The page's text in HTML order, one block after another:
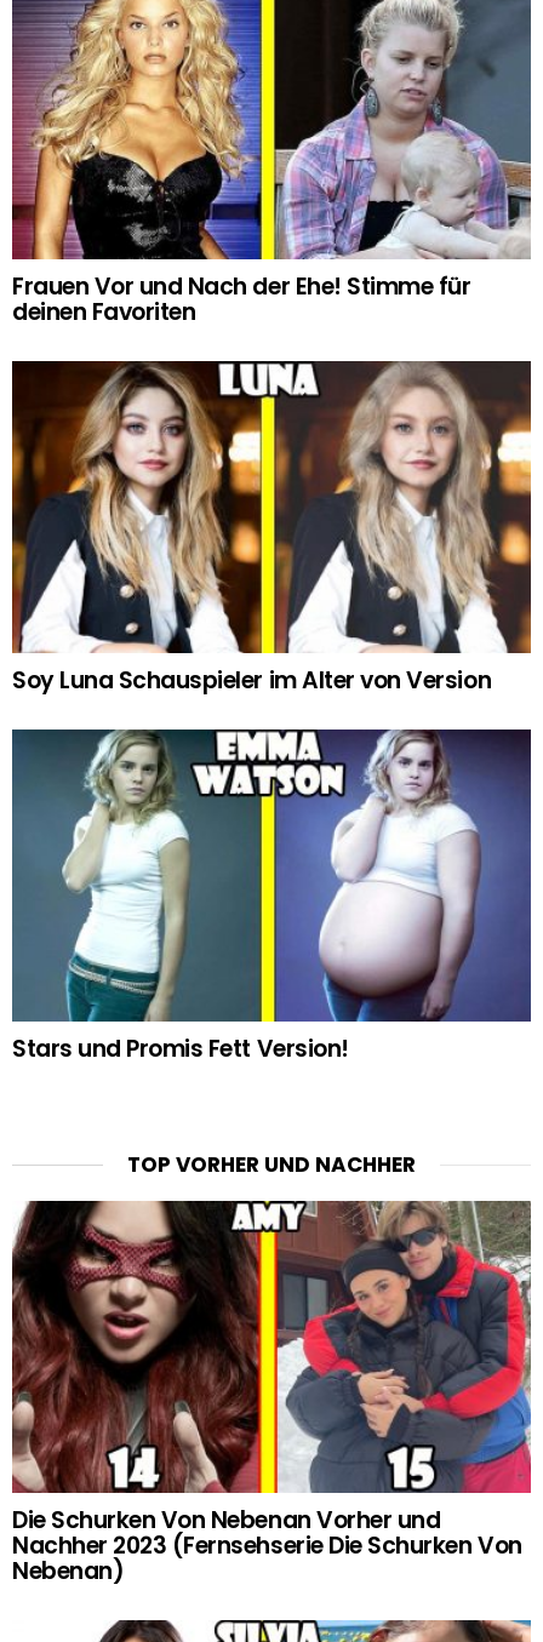
Frauen Vor und Nach der Ehe! Stimme für
deinen Favoriten
Soy Luna Schauspieler im Alter von Version
Stars und Promis Fett Version!
TOP VORHER UND NACHHER
Die Schurken Von Nebenan Vorher und
Nachher 2023 (Fernsehserie Die Schurken Von
Nebenan)